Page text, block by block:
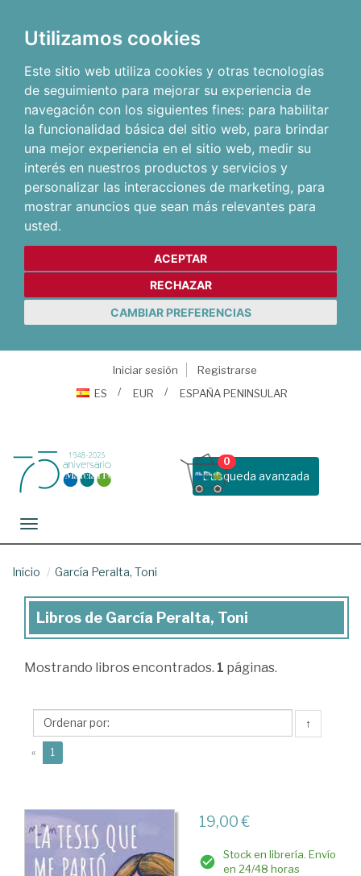
Utilizamos cookies
Este sitio web utiliza cookies y otras tecnologías
de seguimiento para mejorar su experiencia de
navegación con los siguientes fines: para habilitar
la funcionalidad básica del sitio web, para brindar
una mejor experiencia en el sitio web, medir su
interés en nuestros productos y servicios y
personalizar las interacciones de marketing, para
mostrar anuncios que sean más relevantes para
usted.
ACEPTAR
RECHAZAR
CAMBIAR PREFERENCIAS
Iniciar sesión
Registrarse
ES
EUR ESPAÑA PENINSULAR
Busqueda avanzada
0
Toggle navigation
Inicio García Peralta, Toni
Libros
García
Toni
Libros de García Peralta, Toni
Mostrando libros encontrados. 1 páginas.
↑
« 1
19,00 €
Stock en librería. Envío
en 24/48 horas